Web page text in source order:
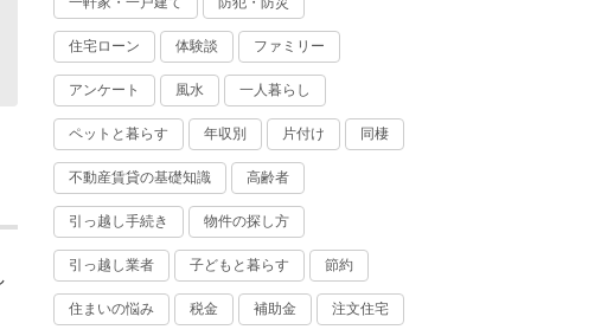
住宅ローン 体験談 ファミリー
アンケート 風水 一人暮らし
ペットと暮らす 年収別 片付け 同棲
不動産賃貸の基礎知識 高齢者
引っ越し手続き 物件の探し方
引っ越し業者 子どもと暮らす 節約
住まいの悩み 税金 補助金 注文住宅